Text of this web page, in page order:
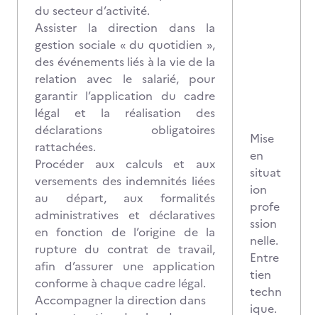
du secteur d’activité.
Assister la direction dans la
gestion sociale « du quotidien »,
des événements liés à la vie de la
relation avec le salarié, pour
garantir l’application du cadre
légal et la réalisation des
déclarations obligatoires
rattachées.
Procéder aux calculs et aux
versements des indemnités liées
au départ, aux formalités
administratives et déclaratives
en fonction de l’origine de la
rupture du contrat de travail,
afin d’assurer une application
conforme à chaque cadre légal.
Accompagner la direction dans
Mise
en
situat
ion
profe
ssion
nelle.
Entre
tien
techn
ique.